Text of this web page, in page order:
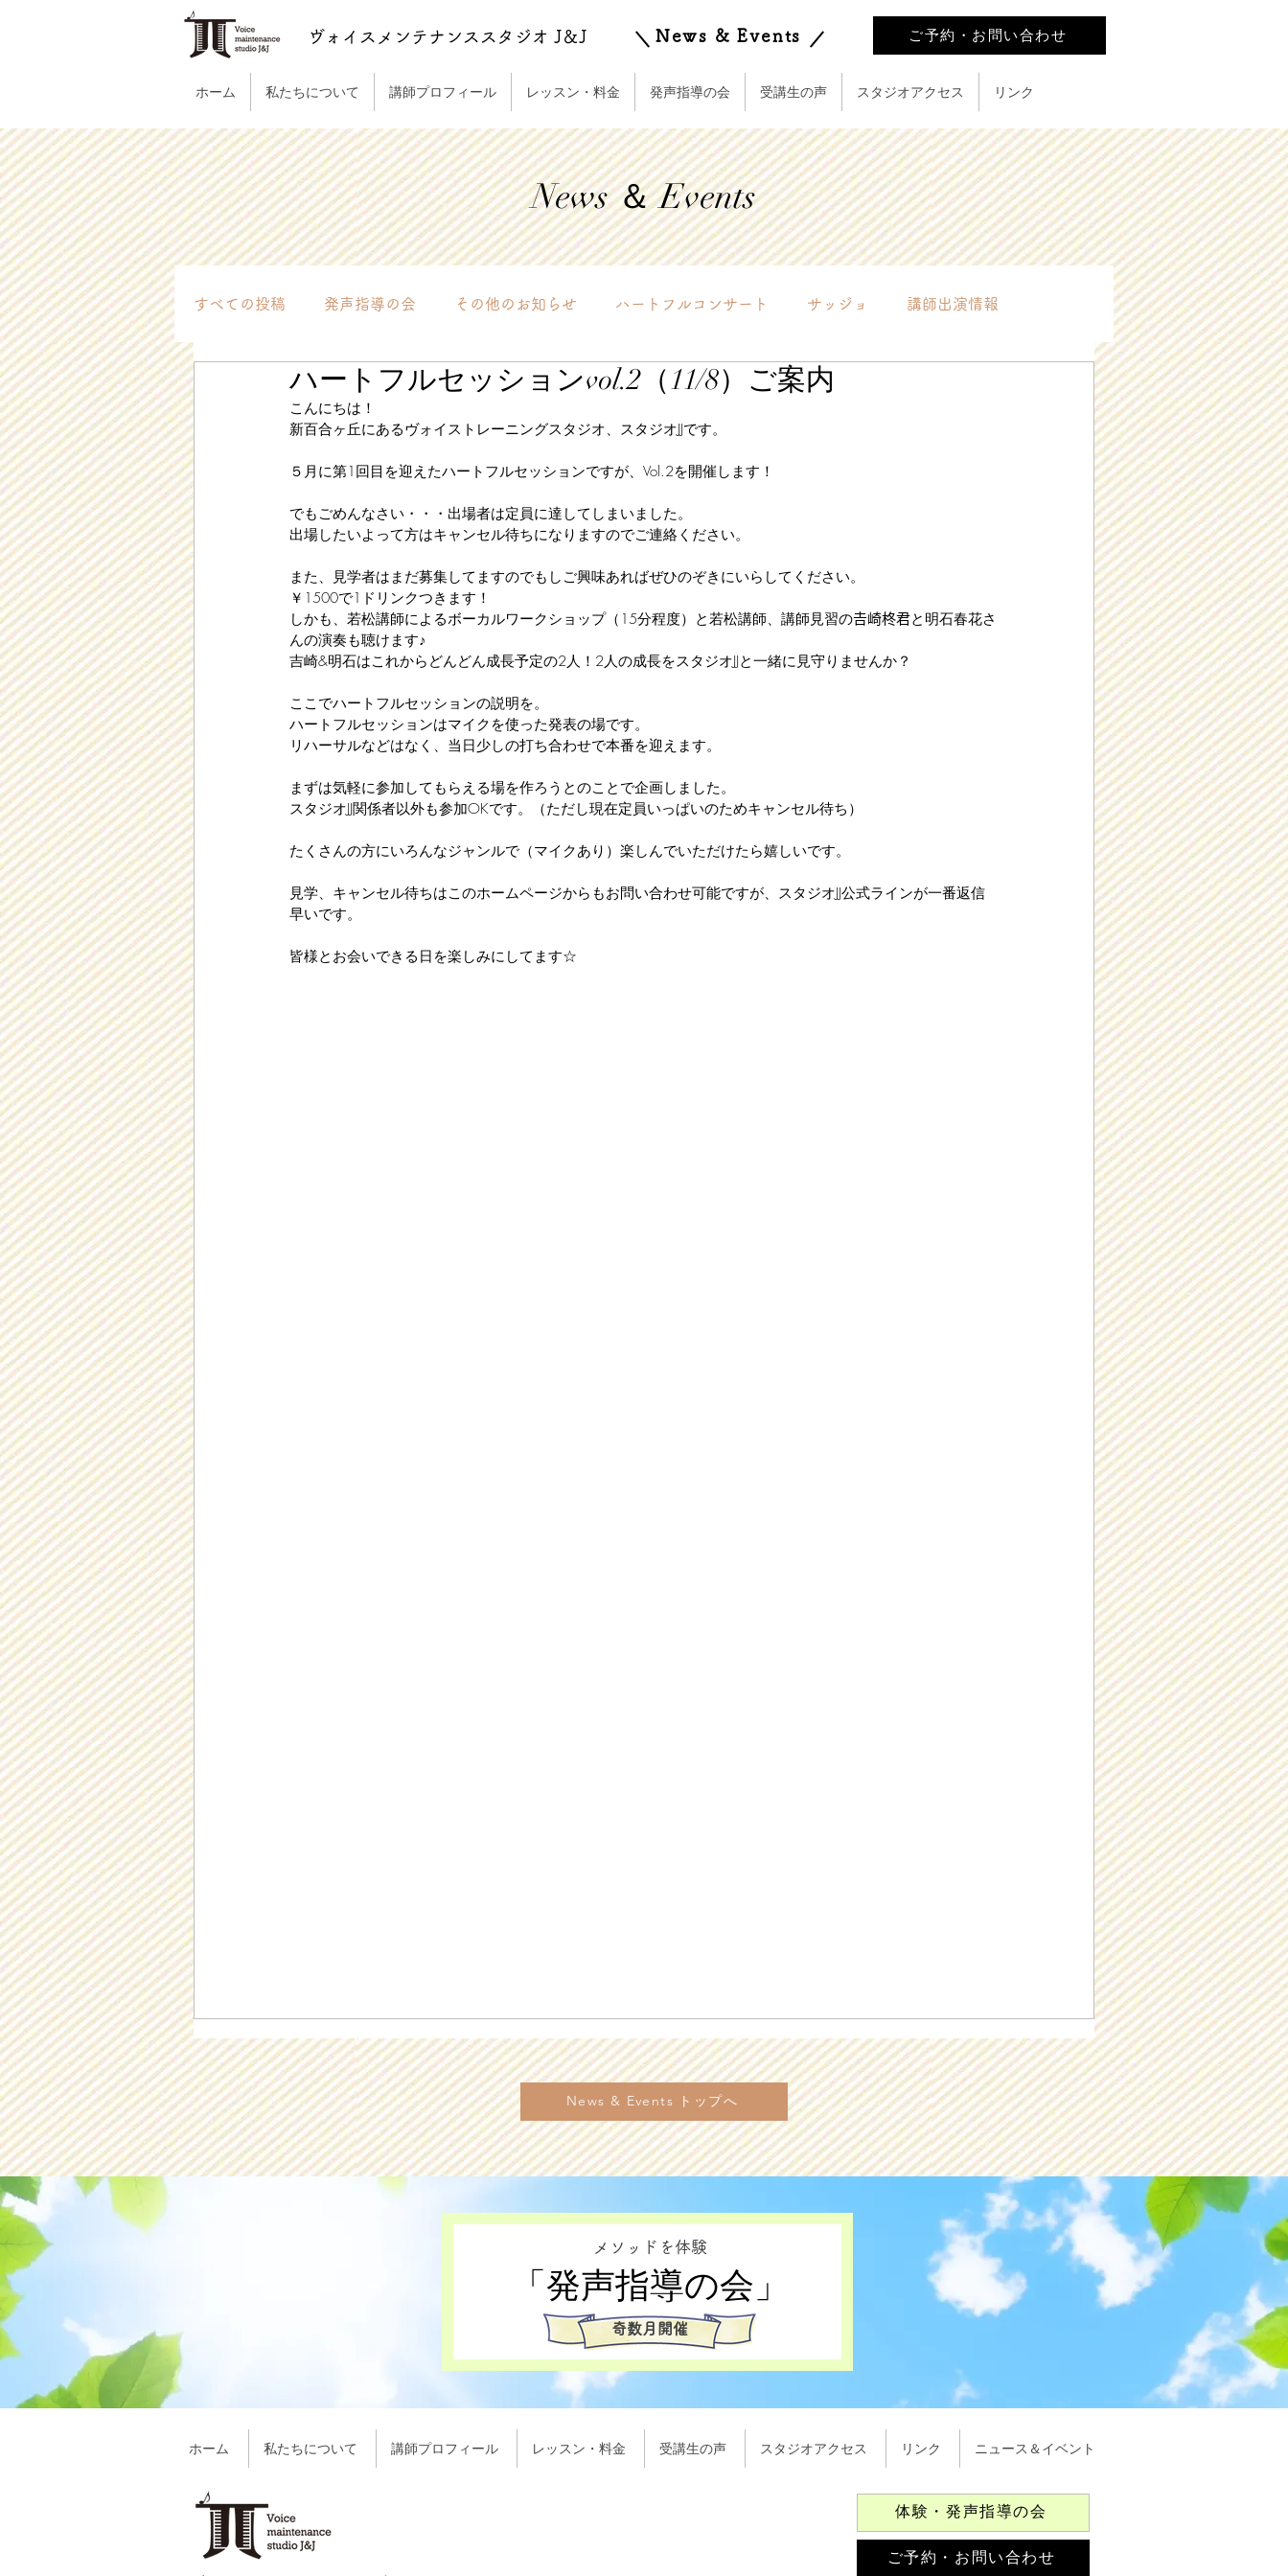
ご予約・お問い合わせ
ホーム 私たちについて 講師プロフィール レッスン・料金 発声指導の会 受講生の声 スタジオアクセス リンク
ヴォイスメンテナンススタジオ J＆J News & Events
News ＆ Events
すべての投稿 発声指導の会 その他のお知らせ ハートフルコンサート サッジョ 講師出演情報
ハートフルセッション 実践会
ハートフルセッションvol.2（11/8）ご案内
こんにちは！
新百合ヶ丘にあるヴォイストレーニングスタジオ、スタジオJJです。
５月に第1回目を迎えたハートフルセッションですが、Vol.2を開催します！
でもごめんなさい・・・出場者は定員に達してしまいました。
出場したいよって方はキャンセル待ちになりますのでご連絡ください。
また、見学者はまだ募集してますのでもしご興味あればぜひのぞきにいらしてください。
￥1500で1ドリンクつきます！
しかも、若松講師によるボーカルワークショップ（15分程度）と若松講師、講師見習の𠮷崎柊君と明石春花さ
んの演奏も聴けます♪
吉崎&明石はこれからどんどん成長予定の2人！2人の成長をスタジオJJと一緒に見守りませんか？
ここでハートフルセッションの説明を。
ハートフルセッションはマイクを使った発表の場です。
リハーサルなどはなく、当日少しの打ち合わせで本番を迎えます。
まずは気軽に参加してもらえる場を作ろうとのことで企画しました。
スタジオJJ関係者以外も参加OKです。（ただし現在定員いっぱいのためキャンセル待ち）
たくさんの方にいろんなジャンルで（マイクあり）楽しんでいただけたら嬉しいです。
見学、キャンセル待ちはこのホームページからもお問い合わせ可能ですが、スタジオJJ公式ラインが一番返信
早いです。
皆様とお会いできる日を楽しみにしてます☆
News & Events トップへ
メソッドを体験
​「発声指導の会」
奇数月開催
ホーム 私たちについて 講師プロフィール レッスン・料金 受講生の声 スタジオアクセス リンク ニュース＆イベント
体験・発声指導の会
ご予約・お問い合わせ